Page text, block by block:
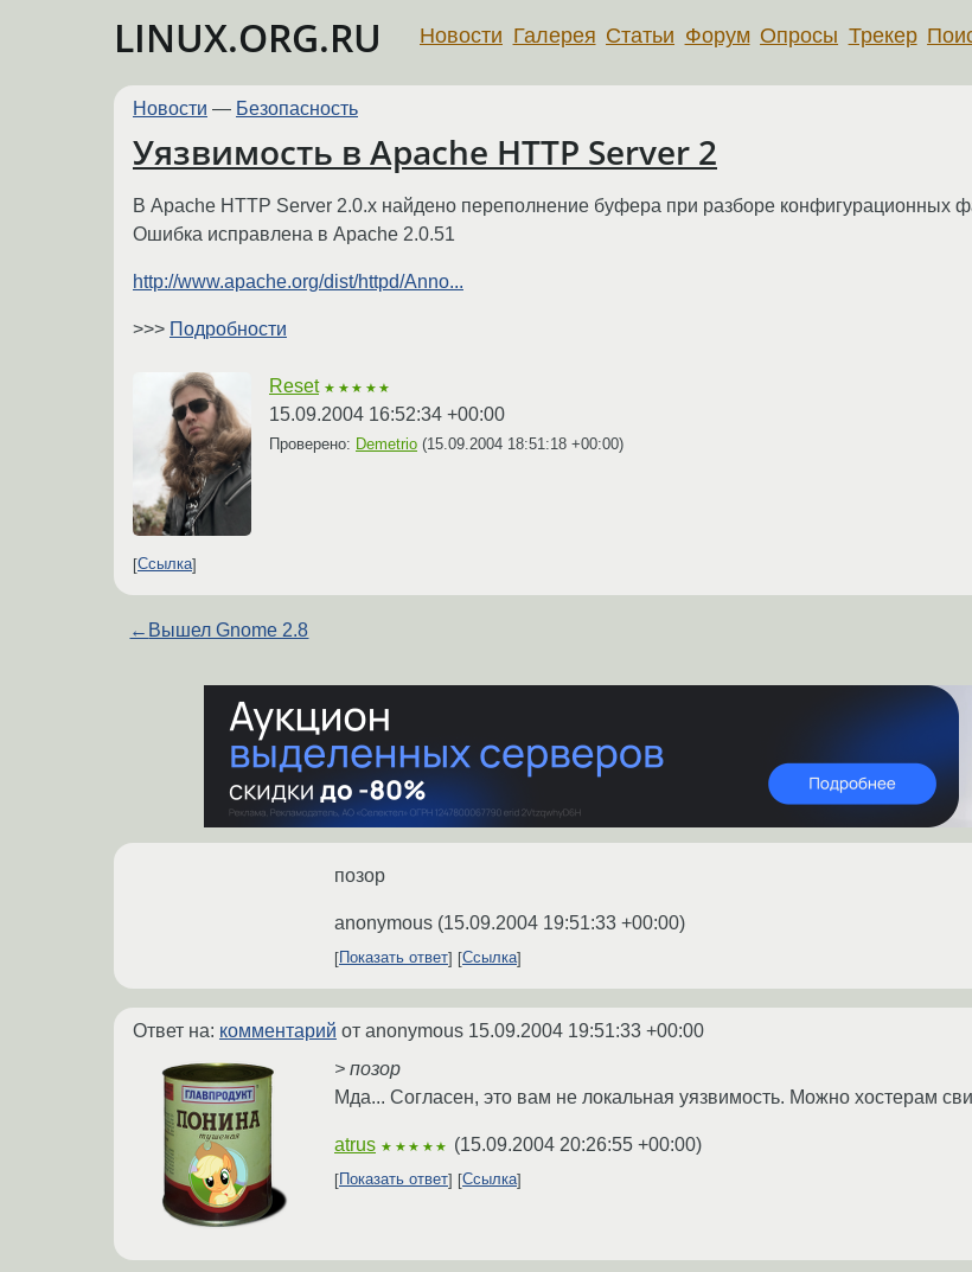
LINUX.ORG.RU Новости Галерея Статьи Форум Опросы Трекер
Новости — Безопасность
Уязвимость в Apache HTTP Server 2
В Apache HTTP Server 2.0.x найдено переполнение буфера при разборе конфигурационных
Ошибка исправлена в Apache 2.0.51
http://www.apache.org/dist/httpd/Anno...
>>> Подробности
Reset ★★★★★
15.09.2004 16:52:34 +00:00
Проверено: Demetrio (15.09.2004 18:51:18 +00:00)
Ссылка
← Вышел Gnome 2.8
позор
anonymous (15.09.2004 19:51:33 +00:00)
Показать ответ Ссылка
Ответ на: комментарий от anonymous 15.09.2004 19:51:33 +00:00
> позор
Мда... Согласен, это вам не локальная уязвимость. Можно хостерам
atrus ★★★★★ (15.09.2004 20:26:55 +00:00)
Показать ответ Ссылка